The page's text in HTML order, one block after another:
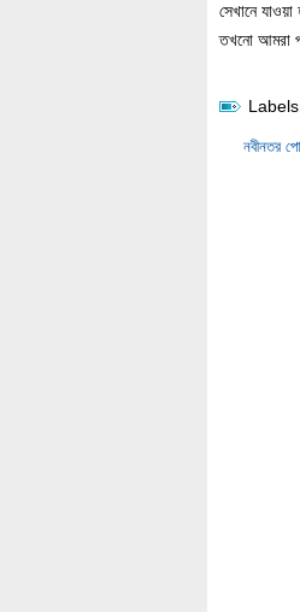
সেখানে
তখনো আমরা
নবীনতর